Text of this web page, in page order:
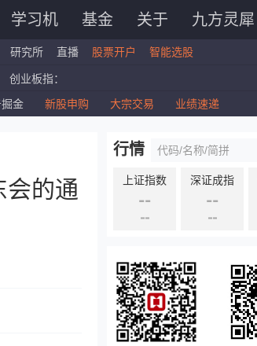
学习机 基金 关于 九方灵犀
研究所 直播 股票开户 智能选股
创业板指：
红筹指数：
金 新股申购 大宗交易 业绩速递
会的通
行情
上证指数
--
--
深证成指
--
--